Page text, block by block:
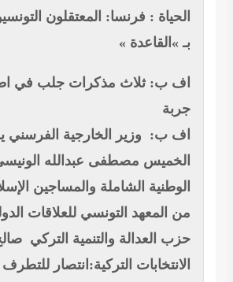
: فرنسا: المعتقلون التونسيون
»القاعدة »
ب: ثلاث مذكرات جلب في اطار
ب: وزير الخارجية الفرسني يزور
مصطفى عبدالله الونيسي:
الشاملة والمساجين الإسلاميين
المعهد التونسي للعلاقات الدولية إلى
العدالة والتنمية التركي صالح كركر:
التركية:انتصار للتطرف ام انتصار